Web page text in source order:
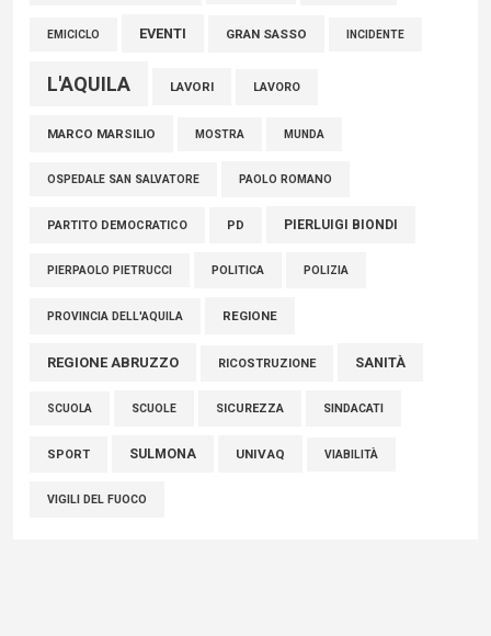
EMICICLO EVENTI GRAN SASSO INCIDENTE
L'AQUILA LAVORI LAVORO
MARCO MARSILIO MOSTRA MUNDA
OSPEDALE SAN SALVATORE PAOLO ROMANO
PARTITO DEMOCRATICO PD PIERLUIGI BIONDI
PIERPAOLO PIETRUCCI POLITICA POLIZIA
PROVINCIA DELL'AQUILA REGIONE
REGIONE ABRUZZO RICOSTRUZIONE SANITÀ
SCUOLA SCUOLE SICUREZZA SINDACATI
SPORT SULMONA UNIVAQ VIABILITÀ
VIGILI DEL FUOCO